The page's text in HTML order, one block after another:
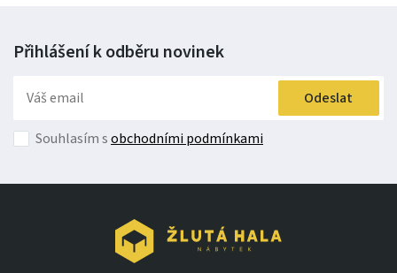
Přihlášení k odběru novinek
Odeslat
Souhlasím sobchodními podmínkami